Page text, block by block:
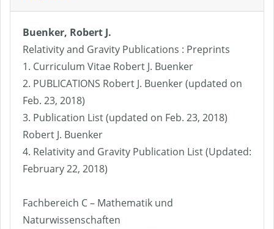
Buenker, Robert J.
Relativity and Gravity Publications : Preprints
1. Curriculum Vitae Robert J. Buenker
2. PUBLICATIONS Robert J. Buenker (updated on
Feb. 23, 2018)
3. Publication List (updated on Feb. 23, 2018)
Robert J. Buenker
4. Relativity and Gravity Publication List (Updated:
February 22, 2018)
Fachbereich C – Mathematik und
Naturwissenschaften